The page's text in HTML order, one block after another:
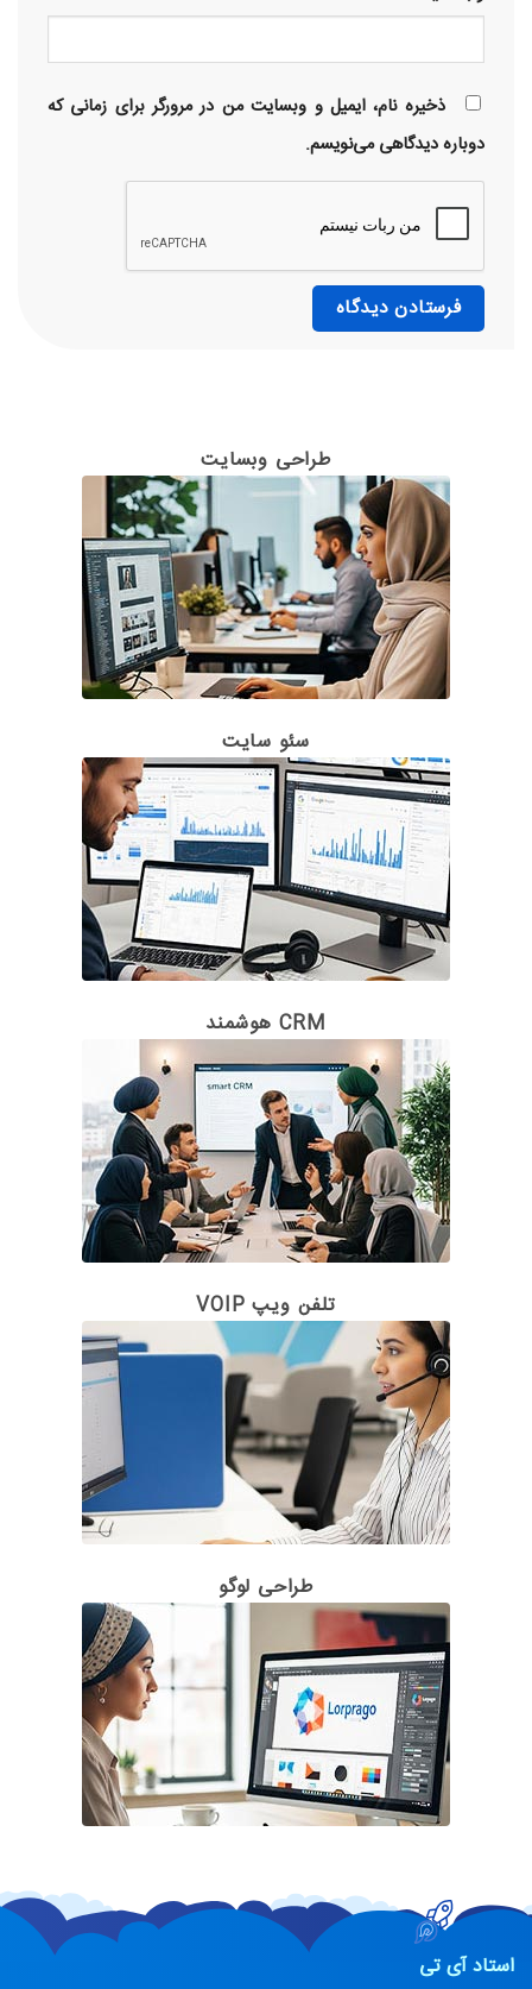
ذخیره نام، ایمیل و وبسایت من در مرورگر برای زمانی که
دوباره دیدگاهی می‌نویسم.
طراحی وبسایت
سئو سایت
CRM هوشمند
تلفن ویپ VOIP
طراحی لوگو
استاد آی تی